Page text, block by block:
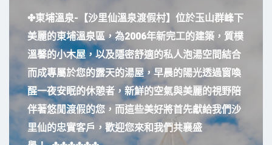
而成專屬於您的露天的湯屋，早晨的陽光透過窗喚
醒一夜安眠的休憩者，新鮮的空氣與美麗的視野陪
伴著悠閒渡假的您，而這些美好將首先獻給我們沙
里仙的忠實客戶，歡迎您來和我們共襄盛
舉！ ✤✤✤✤✤✤
歡迎來到我們迷人的小木屋，一個讓您逃離城市喧
囂，沉浸在大自然懷抱的理想場所。我們的度假村